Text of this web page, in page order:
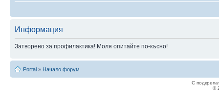
Информация
Затворено за профилактика! Моля опитайте по-късно!
Portal » Начало форум
С
©